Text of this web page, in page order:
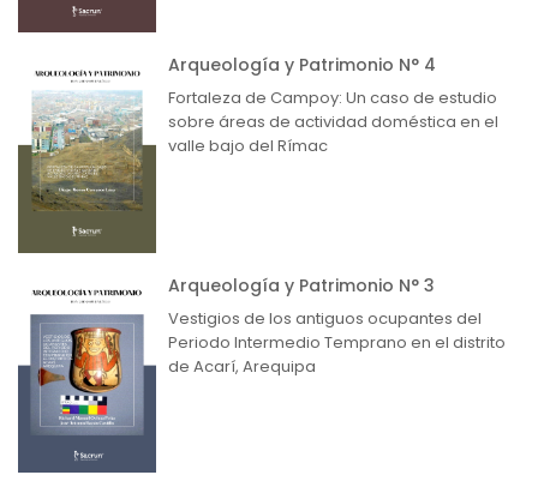
Arqueología y Patrimonio N° 4
Fortaleza de Campoy: Un caso de estudio
sobre áreas de actividad doméstica en el
valle bajo del Rímac
Arqueología y Patrimonio N° 3
Vestigios de los antiguos ocupantes del
Periodo Intermedio Temprano en el distrito
de Acarí, Arequipa